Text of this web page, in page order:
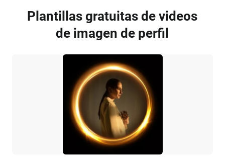
Plantillas gratuitas de videos
de imagen de perfil